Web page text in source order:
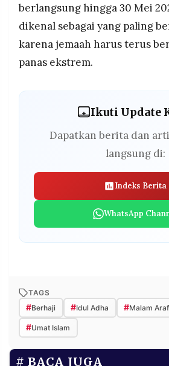
berlangsung hingga 30 Mei
dikenal sebagai yang paling
karena jemaah harus terus
panas ekstrem.
Ikuti Update
Dapatkan berita dan
langsung di:
Indeks Berita
WhatsApp
TAGS
#Berhaji #Idul Adha #Malam
#Umat Islam
BACA JUGA